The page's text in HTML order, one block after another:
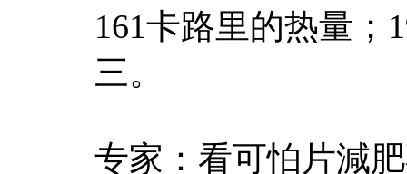
161卡路里的热量；
三。
专家：看可怕片減